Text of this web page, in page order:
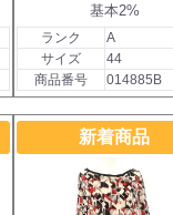
基本2%
ランク
A
サイズ
44
商品番号
014885B
新着商品